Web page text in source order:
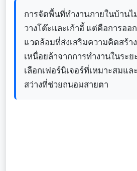
การจัดพื้นที่ทำงานภายในบ้านไ
วางโต๊ะและเก้าอี้ แต่คือการอ
แวดล้อมที่ส่งเสริมความคิดสร้า
เหนื่อยล้าจากการทำงานในระ
เลือกเฟอร์นิเจอร์ที่เหมาะสมแล
สว่างที่ช่วยถนอมสายตา